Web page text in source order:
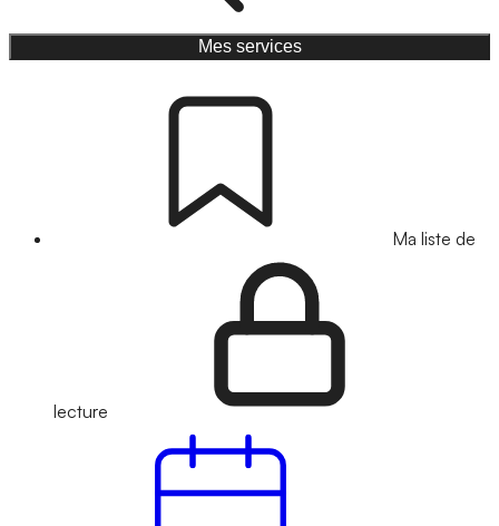
Mes services
Ma liste de
lecture